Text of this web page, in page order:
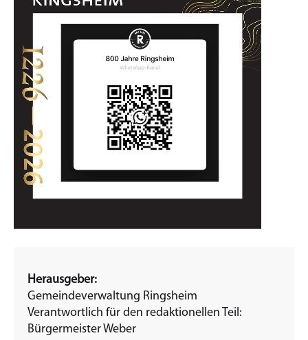
Herausgeber:
Gemeindeverwaltung Ringsheim
Verantwortlich für den redaktionellen Teil:
Bürgermeister Weber